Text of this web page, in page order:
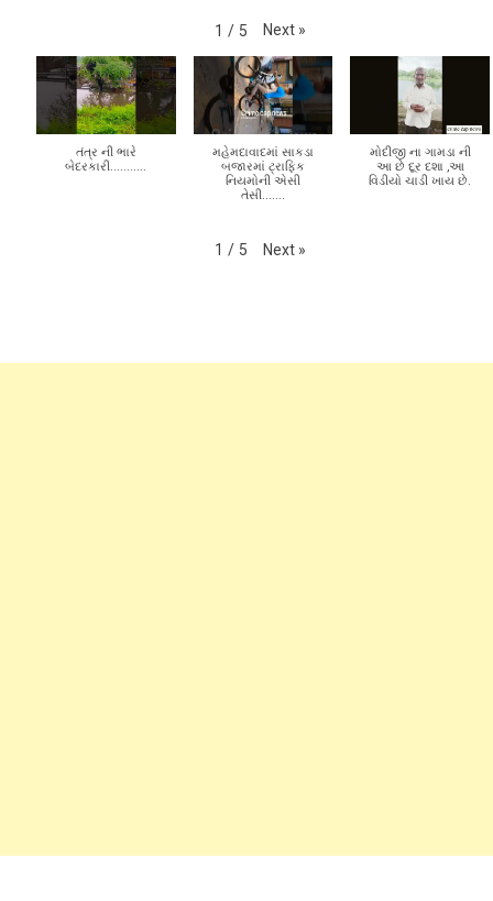
1 / 5 Next »
તંત્ર ની ભારે
બેદરકારી...........
મહેમદાવાદમાં સાકડા
બજારમાં ટ્રાફિક
નિયમોની એસી
તેસી.......
મોદીજી ના ગામડા ની
આ છે દૂર દશા ,આ
વિડીયો ચાડી ખાય છે.
1 / 5 Next »